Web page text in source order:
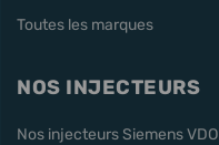
Toutes les marques
NOS INJECTEURS
Nos injecteurs Siemens VDO